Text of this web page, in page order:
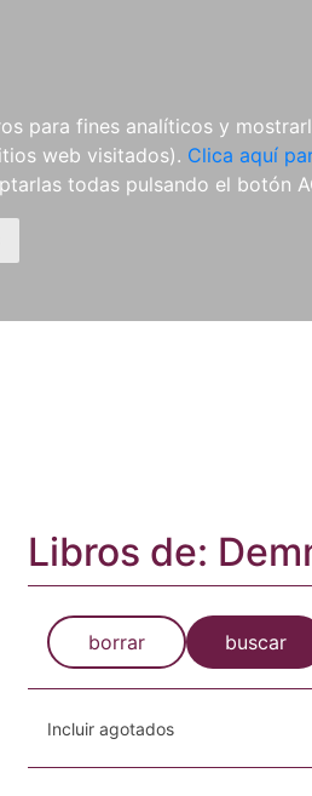
para fines analíticos y
web visitados). Clica aquí
todas pulsando el botón
Y EDICIONES
REVISTAS
Libros de:
borrar buscar
Incluir agotados